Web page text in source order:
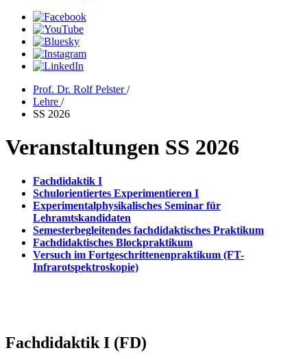
Prof. Dr. Rolf Pelster/
Lehre /
SS 2026
Veranstaltungen SS 2026
Fachdidaktik I
Schulorientiertes Experimentieren I
Experimentalphysikalisches Seminar für
Lehramtskandidaten
Semesterbegleitendes fachdidaktisches Praktikum
Fachdidaktisches Blockpraktikum
Versuch im Fortgeschrittenenpraktikum (FT-
Infrarotspektroskopie)
Fachdidaktik I (FD)